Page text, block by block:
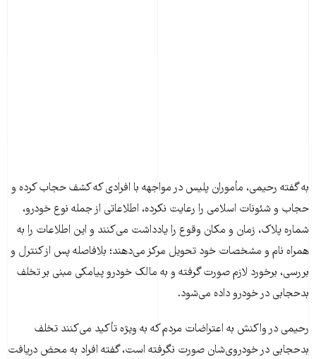
به گفته رحیمی، مأموران پلیس در مواجهه با افرادی که کشف حجاب کرده و
حجاب و شئونات اسلامی را رعایت نکرده، اطلاعاتی از جمله نوع خودرو،
شماره پلاک، زمان و مکان وقوع را یادداشت می‌کنند و این اطلاعات را به
همراه نام و مشخصات خود تحویل مرکز می‌دهند؛ بلافاصله پس از کنترل و
بررسی، برخورد لازم صورت گرفته و به مالک خودرو پیامکی مبنی بر تخلف
بدحجابی در خودرو داده می‌شود.
رحیمی در واکنش به اعتراضات مردم که به ویژه تأکید می‌کنند تخلف
بدحجابی در خودروی‌شان صورت نگرفته است، گفته افراد به محض دریافت